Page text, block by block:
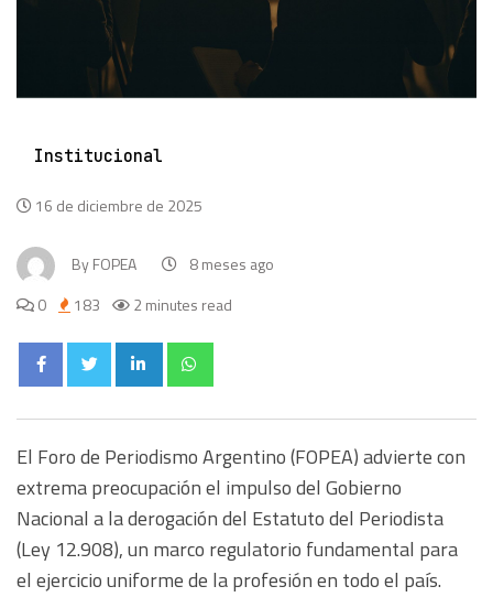
Institucional
16 de diciembre de 2025
ByFOPEA
8 meses ago
0
183 2 minutes read
El Foro de Periodismo Argentino (FOPEA) advierte con
extrema preocupación el impulso del Gobierno
Nacional a la derogación del Estatuto del Periodista
(Ley 12.908), un marco regulatorio fundamental para
el ejercicio uniforme de la profesión en todo el país.